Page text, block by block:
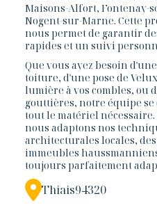
Maisons-Alfort, Fontenay-
Nogent-sur-Marne. Cette
nous permet de garantir
rapides et un suivi
Que vous ayez besoin
toiture, d'une pose de
lumière à vos combles, ou
gouttières, notre équipe se
tout le matériel nécessaire.
nous adaptons nos
architecturales locales,
immeubles
toujours parfaitement
Thiais94320